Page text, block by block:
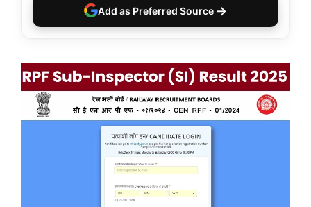
Add as Preferred Source →